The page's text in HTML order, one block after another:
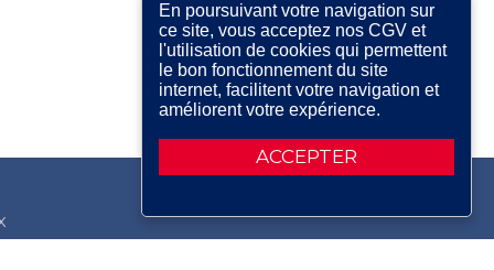
ACCEPTER
En poursuivant votre navigation sur
ce site, vous acceptez nos CGV et
l'utilisation de cookies qui permettent
le bon fonctionnement du site
internet, facilitent votre navigation et
améliorent votre expérience.